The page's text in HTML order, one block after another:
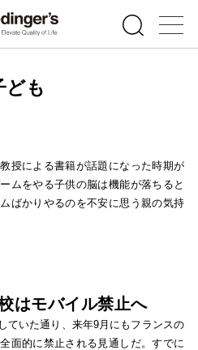
ども
授による書籍が話題になった時期が
ムをやる子供の脳は機能が落ちると
ばかりやるのを不安に思う親の気持
はモバイル禁止へ
ていた通り、来年9月にもフランスの
面的に禁止される見通しだ。すでに